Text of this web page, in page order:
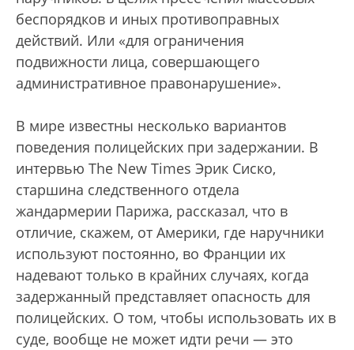
беспорядков и иных противоправных
действий. Или «для ограничения
подвижности лица, совершающего
административное правонарушение».
В мире известны несколько вариантов
поведения полицейских при задержании. В
интервью The New Times Эрик Сиско,
старшина следственного отдела
жандармерии Парижа, рассказал, что в
отличие, скажем, от Америки, где наручники
используют постоянно, во Франции их
надевают только в крайних случаях, когда
задержанный представляет опасность для
полицейских. О том, чтобы использовать их в
суде, вообще не может идти речи — это